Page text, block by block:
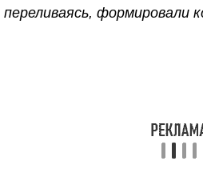
переливаясь, формировали